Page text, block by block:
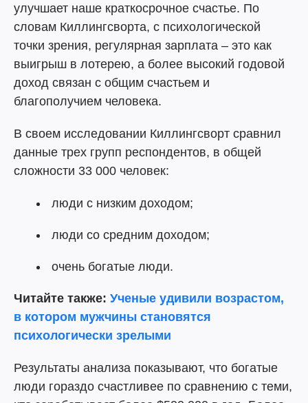
улучшает наше краткосрочное счастье. По
словам Киллингсворта, с психологической
точки зрения, регулярная зарплата – это как
выигрыш в лотерею, а более высокий годовой
доход связан с общим счастьем и
благополучием человека.
В своем исследовании Киллингсворт сравнил
данные трех групп респондентов, в общей
сложности 33 000 человек:
люди с низким доходом;
люди со средним доходом;
очень богатые люди.
Читайте также: Ученые удивили возрастом,
в котором мужчины становятся
психологически зрелыми
Результаты анализа показывают, что богатые
люди гораздо счастливее по сравнению с теми,